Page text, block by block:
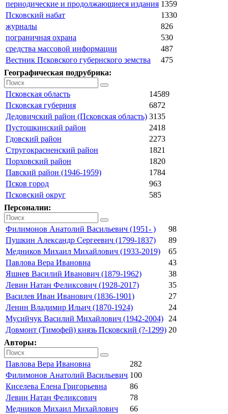
периодические и продолжающиеся издания 1359
Псковский набат
1330
журналы
826
пограничная охрана
530
средства массовой информации
487
Вестник Псковского губернского земства
475
Географическая подрубрика:
Псковская область
14589
Псковская губерния
6872
Дедовичский район (Псковская область) 3135
Пустошкинский район
2418
Гдовский район
2273
Стругокрасненский район
1821
Порховский район
1820
Павский район (1946-1959)
1784
Псков город
963
Псковский округ
585
Персоналии:
Филимонов Анатолий Васильевич (1951- )
98
Пушкин Александр Сергеевич (1799-1837)
89
Медников Михаил Михайлович (1933-2019)
65
Павлова Вера Ивановна
43
Яшнев Василий Иванович (1879-1962)
38
Левин Натан Феликсович (1928-2017)
35
Василев Иван Иванович (1836-1901)
27
Ленин Владимир Ильич (1870-1924)
24
Мусийчук Василий Михайлович (1942-2004)
24
Довмонт (Тимофей) князь Псковский (?-1299) 20
Авторы:
Павлова Вера Ивановна
282
Филимонов Анатолий Васильевич 100
Киселева Елена Григорьевна
86
Левин Натан Феликсович
78
Медников Михаил Михайлович
66